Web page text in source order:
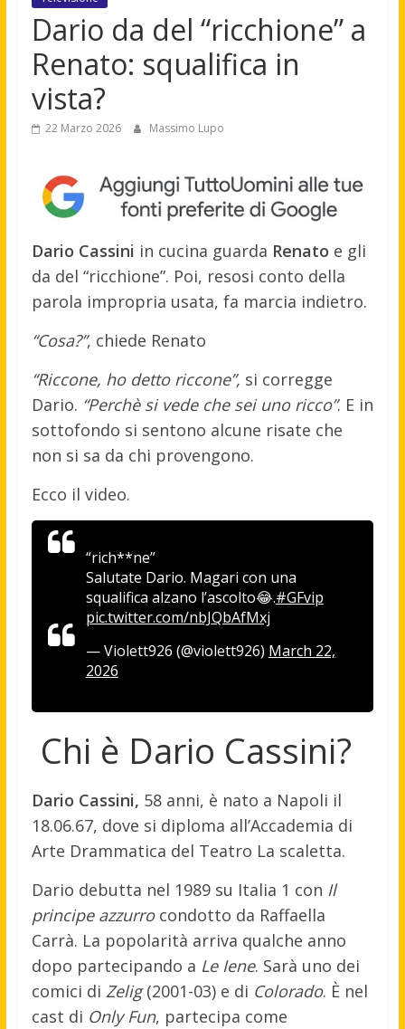
Dario da del “ricchione” a
Renato: squalifica in
vista?
22 Marzo 2026 Massimo Lupo
Dario Cassini in cucina guarda Renato e gli
da del “ricchione”. Poi, resosi conto della
parola impropria usata, fa marcia indietro.
“Cosa?”, chiede Renato
“Riccone, ho detto riccone”, si corregge
Dario. “Perchè si vede che sei uno ricco”. E in
sottofondo si sentono alcune risate che
non si sa da chi provengono.
Ecco il video.
“rich**ne”
Salutate Dario. Magari con una
squalifica alzano l’ascolto😂.#GFvip
pic.twitter.com/nbJQbAfMxj
— Violett926 (@violett926) March 22,
2026
Chi è Dario Cassini?
Dario Cassini, 58 anni, è nato a Napoli il
18.06.67, dove si diploma all’Accademia di
Arte Drammatica del Teatro La scaletta.
Dario debutta nel 1989 su Italia 1 con Il
principe azzurrocondotto da Raffaella
Carrà. La popolarità arriva qualche anno
dopo partecipando a Le Iene. Sarà uno dei
comici di Zelig(2001-03) e di Colorado. È nel
cast di Only Fun, partecipa come